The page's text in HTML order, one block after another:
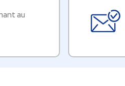
au